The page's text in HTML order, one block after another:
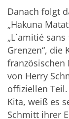
Danach folgt
„Hakuna
„L`amitié
Grenzen“, die
französischen
von Herry
offiziellen
Kita, weiß es
Schmitt ihrer